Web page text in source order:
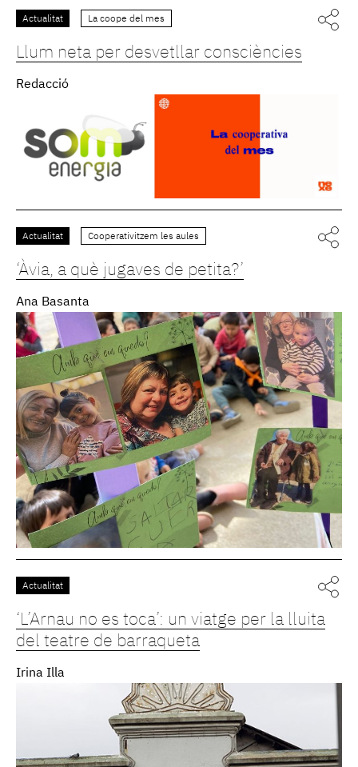
Actualitat La coope del mes
Llum neta per desvetllar consciències
Redacció
Actualitat Cooperativitzem les aules
‘Àvia, a què jugaves de petita?’
Ana Basanta
Actualitat
‘L’Arnau no es toca’: un viatge per la lluita
del teatre de barraqueta
Irina Illa